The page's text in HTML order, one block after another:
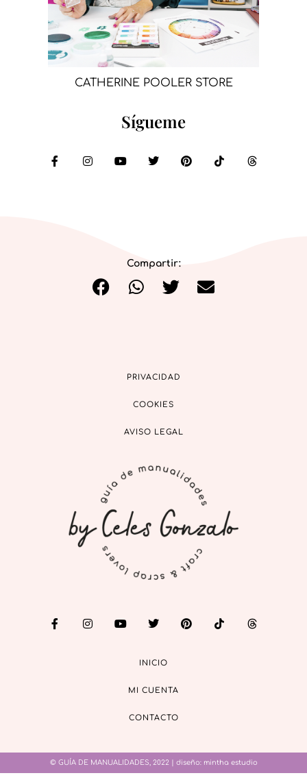
CATHERINE POOLER STORE
Sígueme
Compartir:
PRIVACIDAD
COOKIES
AVISO LEGAL
INICIO
MI CUENTA
CONTACTO
© GUÍA DE MANUALIDADES, 2022 | diseño: mintha estudio